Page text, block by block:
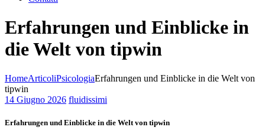
Erfahrungen und Einblicke in
die Welt von tipwin
HomeArticoliPsicologiaErfahrungen und Einblicke in die Welt von
tipwin
14 Giugno 2026 fluidissimi
Erfahrungen und Einblicke in die Welt von tipwin